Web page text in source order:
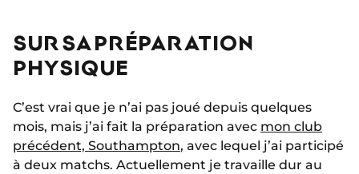
SUR SA PRÉPARATION
PHYSIQUE
C’est vrai que je n’ai pas joué depuis quelques
mois, mais j’ai fait la préparation avec mon club
précédent, Southampton, avec lequel j’ai participé
à deux matchs. Actuellement je travaille dur au